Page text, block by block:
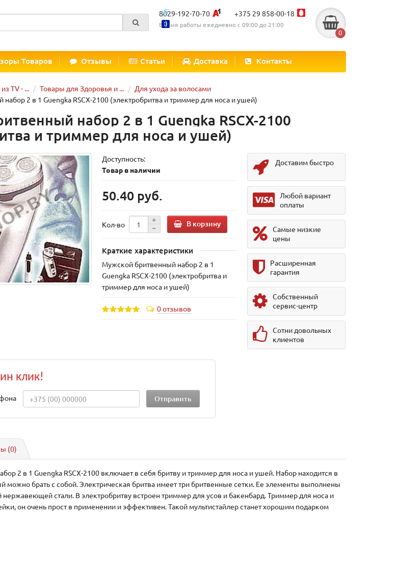
8029-192-70-70 +375 29 858-00-18
Время работы ежедневно с 09:00 до 21:00
0
Товаров Отзывы Статьи Доставка Контакты
TV - ... Товары для Здоровья и ...
Для ухода за волосами
2 в 1 Guengka RSCX-2100 (электробритва и триммер для носа и ушей)
набор 2 в 1 Guengka RSCX-2100
и триммер для носа и ушей)
Доступность:
Товар в наличии
50.40 руб.
Кол-во В корзину
Краткие характеристики
Мужской бритвенный набор 2 в 1
Guengka RSCX-2100 (электробритва и
триммер для носа и ушей)
0 отзывов
Доставим быстро
Любой вариант
оплаты
Самые низкие
цены
Расширенная
гарантия
Собственный
сервис-центр
Сотни довольных
клиентов
клик!
(0)
2 в 1 Guengka RSCX-2100 включает в себя бритву и триммер для носа и ушей. Набор находится в
можно брать с собой. Электрическая бритва имеет три бритвенные сетки. Ее элементы выполнены
нержавеющей стали. В электробритву встроен триммер для усов и бакенбард. Триммер для носа и
он очень прост в применении и эффективен. Такой мультистайлер станет хорошим подарком